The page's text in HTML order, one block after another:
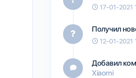
17-01-2021
Получил
12-01-2021
Добавил
Xiaomi